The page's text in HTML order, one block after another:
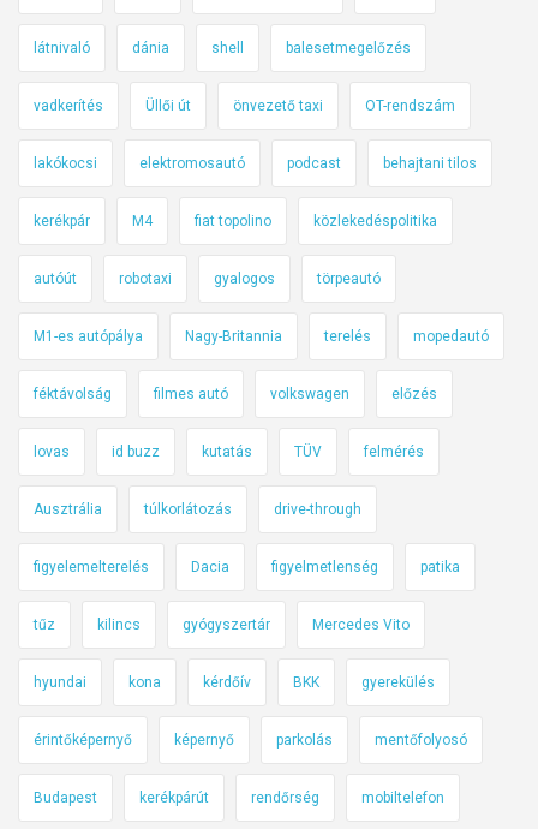
látnivaló dánia shell balesetmegelőzés
vadkerítés Üllői út önvezető taxi OT-rendszám
lakókocsi elektromosautó podcast behajtani tilos
kerékpár M4 fiat topolino közlekedéspolitika
autóút robotaxi gyalogos törpeautó
M1-es autópálya Nagy-Britannia terelés mopedautó
féktávolság filmes autó volkswagen előzés
lovas id buzz kutatás TÜV felmérés
Ausztrália túlkorlátozás drive-through
figyelemelterelés Dacia figyelmetlenség patika
tűz kilincs gyógyszertár Mercedes Vito
hyundai kona kérdőív BKK gyerekülés
érintőképernyő képernyő parkolás mentőfolyosó
Budapest kerékpárút rendőrség mobiltelefon